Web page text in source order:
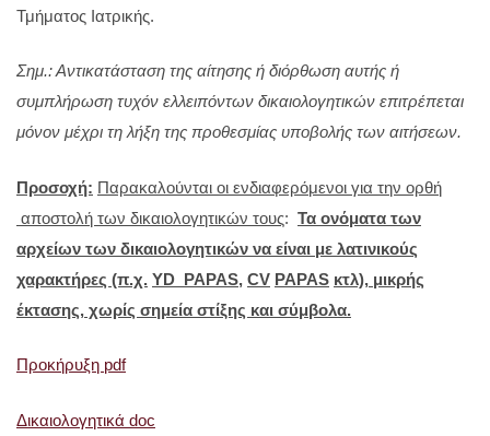
Τμήματος Ιατρικής.
Σημ.: Αντικατάσταση της αίτησης ή διόρθωση αυτής ή
συμπλήρωση τυχόν ελλειπόντων δικαιολογητικών επιτρέπεται
μόνον μέχρι τη λήξη της προθεσμίας υποβολής των αιτήσεων.
Προσοχή: Παρακαλούνται οι ενδιαφερόμενοι για την ορθή
αποστολή των δικαιολογητικών τους: Τα ονόματα των
αρχείων των δικαιολογητικών να είναι με λατινικούς
χαρακτήρες (π.χ. YD PAPAS, CV PAPAS κτλ), μικρής
έκτασης, χωρίς σημεία στίξης και σύμβολα.
Προκήρυξη pdf
Δικαιολογητικά doc